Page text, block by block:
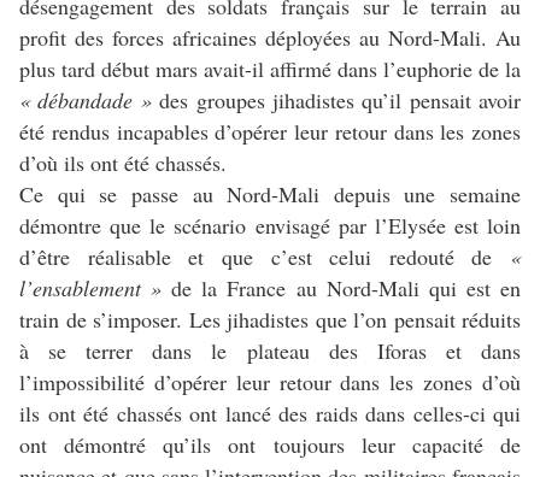
désengagement des soldats français sur le terrain au
profit des forces africaines déployées au Nord-Mali. Au
plus tard début mars avait-il affirmé dans l’euphorie de la
« débandade »des groupes jihadistes qu’il pensait avoir
été rendus incapables d’opérer leur retour dans les zones
d’où ils ont été chassés.
Ce qui se passe au Nord-Mali depuis une semaine
démontre que le scénario envisagé par l’Elysée est loin
d’être réalisable et que c’est celui redouté de «
l’ensablement » de la France au Nord-Mali qui est en
train de s’imposer. Les jihadistes que l’on pensait réduits
à se terrer dans le plateau des Iforas et dans
l’impossibilité d’opérer leur retour dans les zones d’où
ils ont été chassés ont lancé des raids dans celles-ci qui
ont démontré qu’ils ont toujours leur capacité de